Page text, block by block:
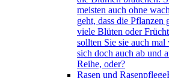
meisten auch ohne
geht, dass die Pflanzen
viele Blüten oder
sollten Sie sie auch
sich doch auch ab und
Reihe, oder?
Rasen und Rasenpflege